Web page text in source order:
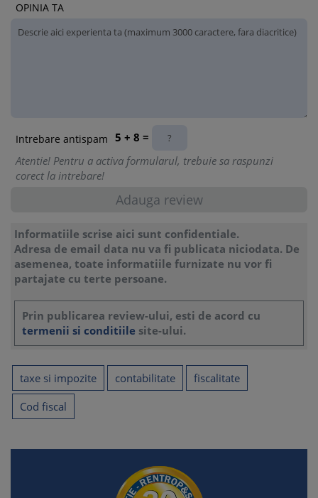
OPINIA TA
Intrebare antispam 5 + 8 =
Atentie! Pentru a activa formularul, trebuie sa raspunzi
corect la intrebare!
Informatiile scrise aici sunt confidentiale.
Adresa de email data nu va fi publicata niciodata. De
asemenea, toate informatiile furnizate nu vor fi
partajate cu terte persoane.
Prin publicarea review-ului, esti de acord cu
termenii si conditiile site-ului.
taxe si impozite contabilitate
fiscalitate
Cod fiscal